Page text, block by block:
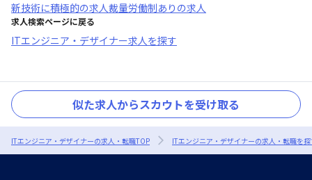
新技術に積極的の求人裁量労働制あり の求人
求人検索ページに戻る
ITエンジニア・デザイナー求人を探す
似た求人からスカウトを受け取る
ITエンジニア・デザイナーの求人・転職TOP ITエンジニア・デザイナーの求人・転職を